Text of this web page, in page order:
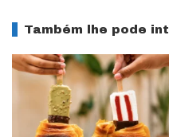
Também lhe pode